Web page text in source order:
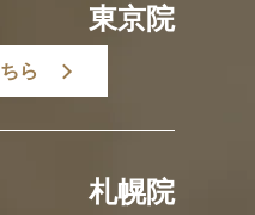
東京院
ら
札幌院